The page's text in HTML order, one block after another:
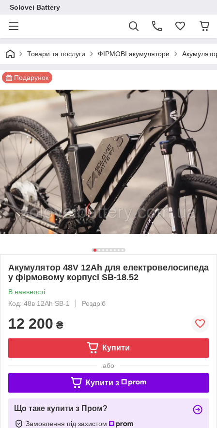
Solovei Battery
Товари та послуги ФІРМОВІ акумулятори
Подарунок
Акумулятор 48V 12Ah для електровелосипеда
у фірмовому корпусі SB-18.52
В наявності
Код: 48в 12Ah SB-1
Роздріб
12 200 ₴
Купити
або
Купити з
Що таке купити з Пром?
Замовлення під захистом